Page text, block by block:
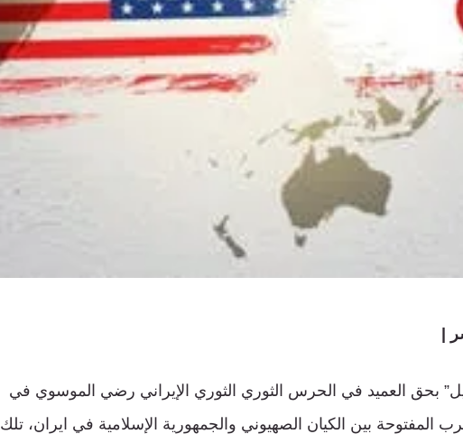
|
بحق العميد في الحرس الثوري الثوري الإيراني رضي الموسوي في
بين الكيان الصهيوني والجمهورية الإسلامية في ايران، تلك